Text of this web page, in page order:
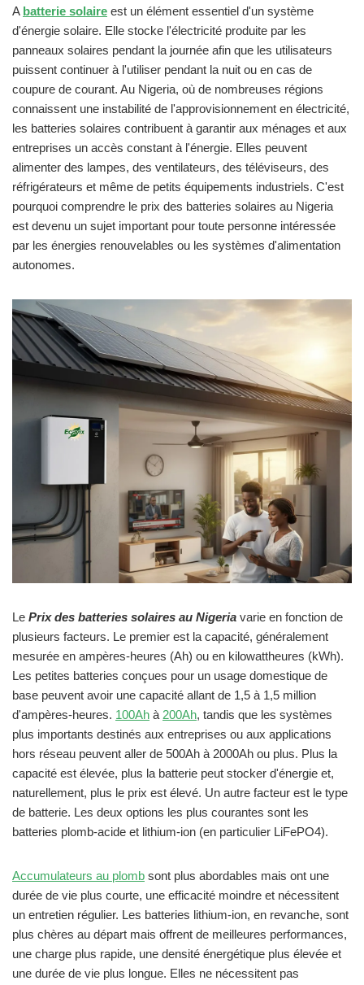
A batterie solaire est un élément essentiel d'un système
d'énergie solaire. Elle stocke l'électricité produite par les
panneaux solaires pendant la journée afin que les utilisateurs
puissent continuer à l'utiliser pendant la nuit ou en cas de
coupure de courant. Au Nigeria, où de nombreuses régions
connaissent une instabilité de l'approvisionnement en électricité,
les batteries solaires contribuent à garantir aux ménages et aux
entreprises un accès constant à l'énergie. Elles peuvent
alimenter des lampes, des ventilateurs, des téléviseurs, des
réfrigérateurs et même de petits équipements industriels. C'est
pourquoi comprendre le prix des batteries solaires au Nigeria
est devenu un sujet important pour toute personne intéressée
par les énergies renouvelables ou les systèmes d'alimentation
autonomes.
Le Prix des batteries solaires au Nigeria varie en fonction de
plusieurs facteurs. Le premier est la capacité, généralement
mesurée en ampères-heures (Ah) ou en kilowattheures (kWh).
Les petites batteries conçues pour un usage domestique de
base peuvent avoir une capacité allant de 1,5 à 1,5 million
d'ampères-heures. 100Ah à 200Ah, tandis que les systèmes
plus importants destinés aux entreprises ou aux applications
hors réseau peuvent aller de 500Ah à 2000Ah ou plus. Plus la
capacité est élevée, plus la batterie peut stocker d'énergie et,
naturellement, plus le prix est élevé. Un autre facteur est le type
de batterie. Les deux options les plus courantes sont les
batteries plomb-acide et lithium-ion (en particulier LiFePO4).
Accumulateurs au plomb sont plus abordables mais ont une
durée de vie plus courte, une efficacité moindre et nécessitent
un entretien régulier. Les batteries lithium-ion, en revanche, sont
plus chères au départ mais offrent de meilleures performances,
une charge plus rapide, une densité énergétique plus élevée et
une durée de vie plus longue. Elles ne nécessitent pas